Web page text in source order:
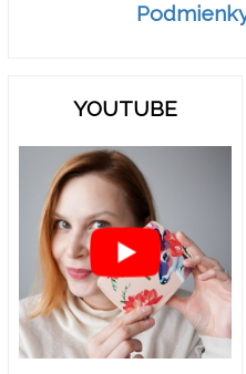
YOUTUBE